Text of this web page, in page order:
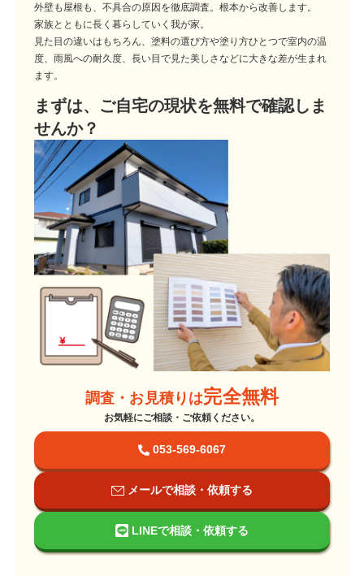
外壁も屋根も、不具合の原因を徹底調査。根本から改善します。
家族とともに長く暮らしていく我が家。
見た目の違いはもちろん、塗料の選び方や塗り方ひとつで室内の温
度、雨風への耐久度、長い目で見た美しさなどに大きな差が生まれ
ます。
まずは、ご自宅の現状を無料で確認しま
せんか？
調査・お見積りは完全無料
お気軽にご相談・ご依頼ください。
053-569-6067
メールで相談・依頼する
LINEで相談・依頼する